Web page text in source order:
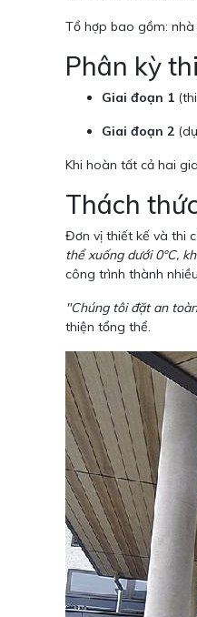
Tổ hợp bao gồm:
Phân kỳ
Giai đoạn 1
Giai đoạn 2
Khi hoàn tất cả hai
Thách
Đơn vị thiết kế và thi
thể xuống dưới 0°C,
công trình thành
"Chúng tôi đặt an
thiện tổng thể.